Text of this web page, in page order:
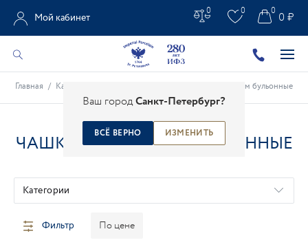
Ваш городСанкт-Петербург?
ВСЁ ВЕРНО ИЗМЕНИТЬ
Мой кабинет
0 0 0 ₽
0
Главная / Каталог Чашки с блюдцем бульонные
ЧАШКИ С БЛЮДЦЕМ БУЛЬОННЫЕ
Категории
Фильтр По цене